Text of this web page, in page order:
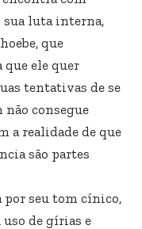
sua luta interna,
que
que ele quer
tentativas de se
consegue
a realidade de que
são partes
por seu tom cínico,
uso de gírias e